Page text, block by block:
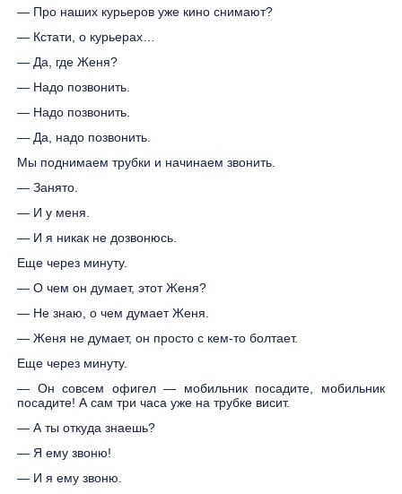
— Про наших курьеров уже кино снимают?
— Кстати, о курьерах…
— Да, где Женя?
— Надо позвонить.
— Надо позвонить.
— Да, надо позвонить.
Мы поднимаем трубки и начинаем звонить.
— Занято.
— И у меня.
— И я никак не дозвонюсь.
Еще через минуту.
— О чем он думает, этот Женя?
— Не знаю, о чем думает Женя.
— Женя не думает, он просто с кем-то болтает.
Еще через минуту.
— Он совсем офигел — мобильник посадите, мобильник
посадите! А сам три часа уже на трубке висит.
— А ты откуда знаешь?
— Я ему звоню!
— И я ему звоню.